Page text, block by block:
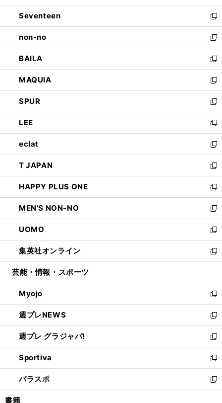
開
く
ウ
で
開
く
ン
ド
ウ
で
開
く
Seventeen
新
し
い
ウ
ィ
ン
ド
ウ
で
開
く
non-no
新
し
い
ウ
ィ
ン
ド
ウ
で
開
く
BAILA
新
し
い
ウ
ィ
ン
ド
ウ
で
開
く
MAQUIA
新
し
い
ウ
ィ
ン
ド
ウ
で
開
く
SPUR
新
し
い
ウ
ィ
ン
ド
ウ
で
開
く
LEE
新
し
い
ウ
ィ
ン
ド
ウ
で
開
く
eclat
新
し
い
ウ
ィ
ン
ド
ウ
で
開
く
T JAPAN
新
し
い
ウ
ィ
ン
ド
ウ
で
開
HAPPY PLUS ONE
新
し
い
ウ
ィ
ン
ド
ウ
開
く
MEN'S NON-NO
新
し
い
ウ
ィ
ン
ウ
で
開
く
UOMO
新
し
い
ウ
ン
ド
ウ
で
開
く
集英社オンライン
新
し
ウ
ィ
ン
ド
ウ
で
開
く
芸能・情報・スポーツ
Myojo
新
し
い
ウ
ィ
ン
ド
ウ
で
開
週プレNEWS
新
し
い
ウ
ィ
ン
ド
ウ
週プレ グラジャパ!
新
し
い
ウ
ィ
ン
Sportiva
新
し
い
ウ
パラスポ
新
し
書籍